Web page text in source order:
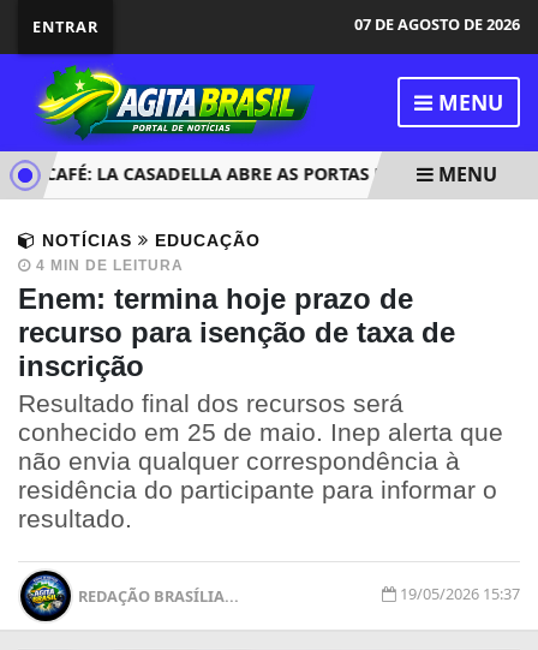
ENTRAR 07 DE AGOSTO DE 2026
MENU
CAFÉ: LA CASADELLA ABRE AS PORTAS EM GERIBÁ COM
MENU
NOTÍCIAS EDUCAÇÃO
4 MIN DE LEITURA
Enem: termina hoje prazo de
recurso para isenção de taxa de
inscrição
Resultado final dos recursos será
conhecido em 25 de maio. Inep alerta que
não envia qualquer correspondência à
residência do participante para informar o
resultado.
REDAÇÃO BRASÍLIA... 19/05/2026 15:37